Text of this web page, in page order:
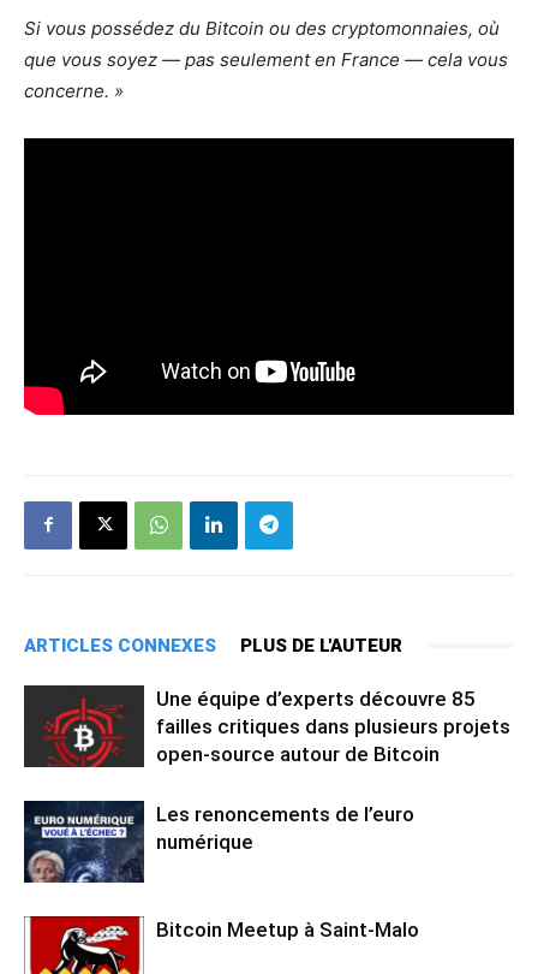
Si vous possédez du Bitcoin ou des cryptomonnaies, où
que vous soyez — pas seulement en France — cela vous
concerne. »
ARTICLES CONNEXES PLUS DE L'AUTEUR
Une équipe d’experts découvre 85
failles critiques dans plusieurs projets
open-source autour de Bitcoin
Les renoncements de l’euro
numérique
Bitcoin Meetup à Saint-Malo